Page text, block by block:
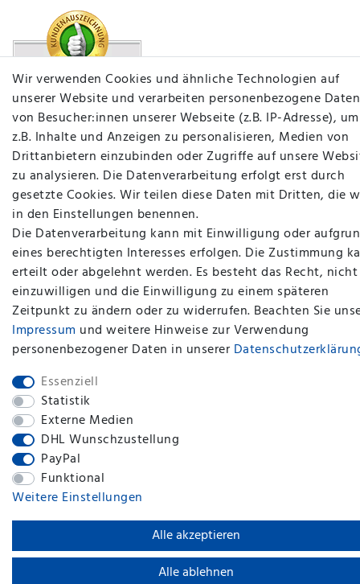
Wir verwenden Cookies und ähnliche Technologien auf
unserer Website und verarbeiten personenbezogene Daten
von Besucher:innen unserer Webseite (z.B. IP-Adresse), um
z.B. Inhalte und Anzeigen zu personalisieren, Medien von
Drittanbietern einzubinden oder Zugriffe auf unsere
zu analysieren. Die Datenverarbeitung erfolgt erst durch
gesetzte Cookies. Wir teilen diese Daten mit Dritten, die
in den Einstellungen benennen.
Die Datenverarbeitung kann mit Einwilligung oder
eines berechtigten Interesses erfolgen. Die Zustimmung
erteilt oder abgelehnt werden. Es besteht das Recht, nicht
einzuwilligen und die Einwilligung zu einem späteren
Zeitpunkt zu ändern oder zu widerrufen. Beachten Sie
Impressum und weitere Hinweise zur Verwendung
personenbezogener Daten in unserer
Essenziell
Statistik
Externe Medien
DHL Wunschzustellung
PayPal
Funktional
Weitere Einstellungen
Alle akzeptieren
Alle ablehnen
plentymarkets Template von Plenty Lions
BACK TO TOP